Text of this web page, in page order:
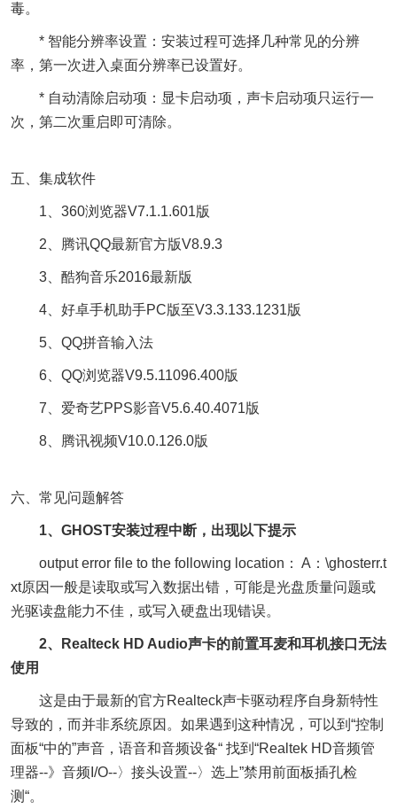
毒。
* 智能分辨率设置：安装过程可选择几种常见的分辨
率，第一次进入桌面分辨率已设置好。
* 自动清除启动项：显卡启动项，声卡启动项只运行一
次，第二次重启即可清除。
五、集成软件
1、360浏览器V7.1.1.601版
2、腾讯QQ最新官方版V8.9.3
3、酷狗音乐2016最新版
4、好卓手机助手PC版至V3.3.133.1231版
5、QQ拼音输入法
6、QQ浏览器V9.5.11096.400版
7、爱奇艺PPS影音V5.6.40.4071版
8、腾讯视频V10.0.126.0版
六、常见问题解答
1、GHOST安装过程中断，出现以下提示
output error file to the following location： A：\ghosterr.t
xt原因一般是读取或写入数据出错，可能是光盘质量问题或
光驱读盘能力不佳，或写入硬盘出现错误。
2、Realteck HD Audio声卡的前置耳麦和耳机接口无法
使用
这是由于最新的官方Realteck声卡驱动程序自身新特性
导致的，而并非系统原因。如果遇到这种情况，可以到“控制
面板“中的”声音，语音和音频设备“ 找到“Realtek HD音频管
理器--》音频I/O--〉接头设置--〉选上”禁用前面板插孔检
测“。